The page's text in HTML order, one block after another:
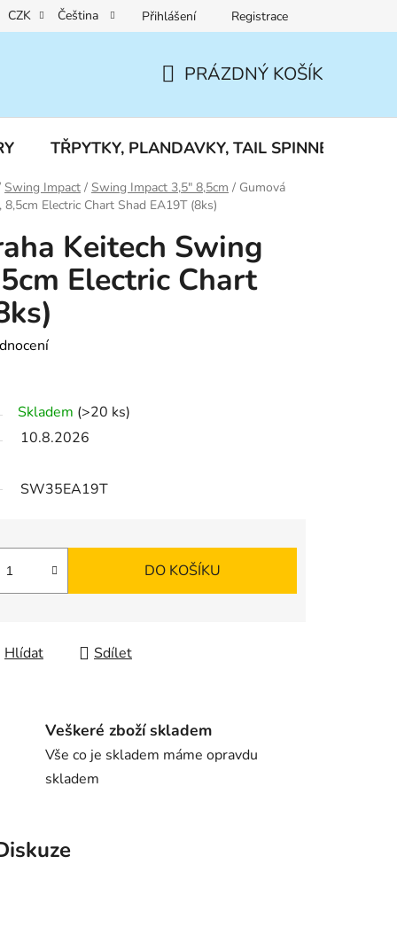
Reklamace a vrácení zboží
CZK Čeština Přihlášení Registrace
KOŠÍK
PRÁZDNÝ KOŠÍK
TŘPYTKY, PLANDAVKY, TAIL SPINNERY
Swing Impact / Swing Impact 3,5" 8,5cm / Gumová
Electric Chart Shad EA19T (8ks)
Keitech Swing
Electric Chart
Skladem (>20 ks)
10.8.2026
SW35EA19T
DO KOŠÍKU
Hlídat Sdílet
Veškeré zboží skladem
Vše co je skladem máme opravdu
skladem